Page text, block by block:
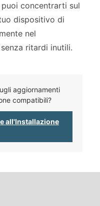
concentrarti sul
dispositivo di
nel
ritardi inutili.
aggiornamenti
compatibili?
all'Installazione